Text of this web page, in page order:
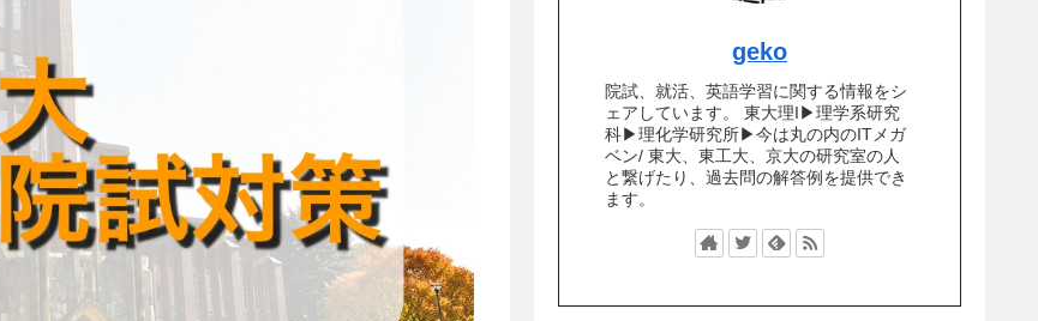
geko
院試、就活、英語学習に関する情報をシ
ェアしています。 東大理I▶︎理学系研究
科▶︎理化学研究所▶︎今は丸の内のITメガ
ベン/ 東大、東工大、京大の研究室の人
と繋げたり、過去問の解答例を提供でき
ます。